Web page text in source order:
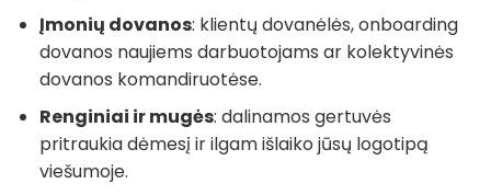
Įmonių dovanos: klientų dovanėlės, onboarding
dovanos naujiems darbuotojams ar kolektyvinės
dovanos komandiruotėse.
Renginiai ir mugės: dalinamos gertuvės
pritraukia dėmesį ir ilgam išlaiko jūsų logotipą
viešumoje.